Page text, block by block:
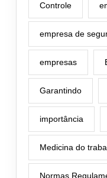
Controle
empresa de
empresas
Garantindo
importância
Medicina do
Normas